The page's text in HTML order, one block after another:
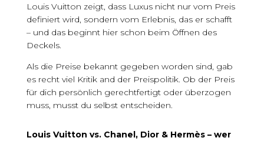
Louis Vuitton zeigt, dass Luxus nicht nur vom Preis
definiert wird, sondern vom Erlebnis, das er schafft
– und das beginnt hier schon beim Öffnen des
Deckels.
Als die Preise bekannt gegeben worden sind, gab
es recht viel Kritik and der Preispolitik. Ob der Preis
für dich persönlich gerechtfertigt oder überzogen
muss, musst du selbst entscheiden.
Louis Vuitton vs. Chanel, Dior & Hermès – wer